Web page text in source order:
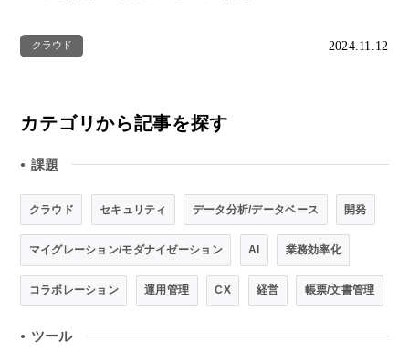
クラウド 2024.11.12
カテゴリから記事を探す
● 課題
クラウド セキュリティ データ分析/データベース 開発
マイグレーション/モダナイゼーション AI 業務効率化
コラボレーション 運用管理 CX 経営 帳票/文書管理
● ツール